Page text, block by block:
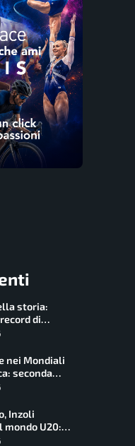
storia:
di
nei Mondiali
seconda
USA nel
Inzoli
mondo U20: